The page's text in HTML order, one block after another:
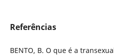
Referências
BENTO, B. O que é a